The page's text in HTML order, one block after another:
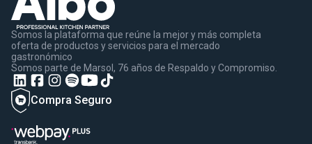
Somos la plataforma que reúne la mejor y más completa
oferta de productos y servicios para el mercado
gastronómico
Somos parte de Marsol, 76 años de Respaldo y Compromiso.
Compra Seguro